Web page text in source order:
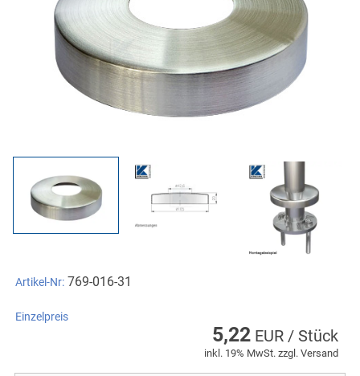
Artikel-Nr: 769-016-31
Einzelpreis
5,22EUR / Stück
inkl. 19% MwSt. zzgl. Versand